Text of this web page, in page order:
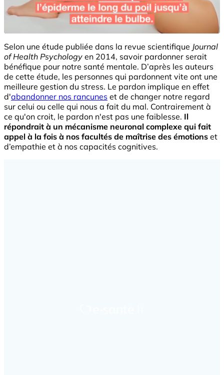
Selon une étude publiée dans la revue scientifique Journal
of Health Psychology en 2014, savoir pardonner serait
bénéfique pour notre santé mentale. D’après les auteurs
de cette étude, les personnes qui pardonnent vite ont une
meilleure gestion du stress. Le pardon implique en effet
d'abandonner nos rancunes et de changer notre regard
sur celui ou celle qui nous a fait du mal. Contrairement à
ce qu'on croit, le pardon n'est pas une faiblesse. Il
répondrait à un mécanisme neuronal complexe qui fait
appel à la fois à nos facultés de maîtrise des émotions et
d’empathie et à nos capacités cognitives.